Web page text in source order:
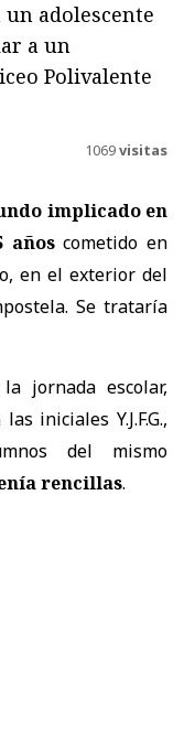
un adolescente
a un
Polivalente
1069visitas
implicado en
añoscometido en
en el exterior del
Se trataría
jornada escolar,
iniciales Y.J.F.G.,
del mismo
rencillas.